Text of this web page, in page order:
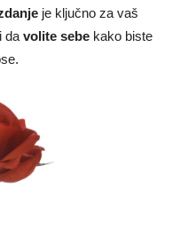
je ključno za vaš
da volite sebe kako biste